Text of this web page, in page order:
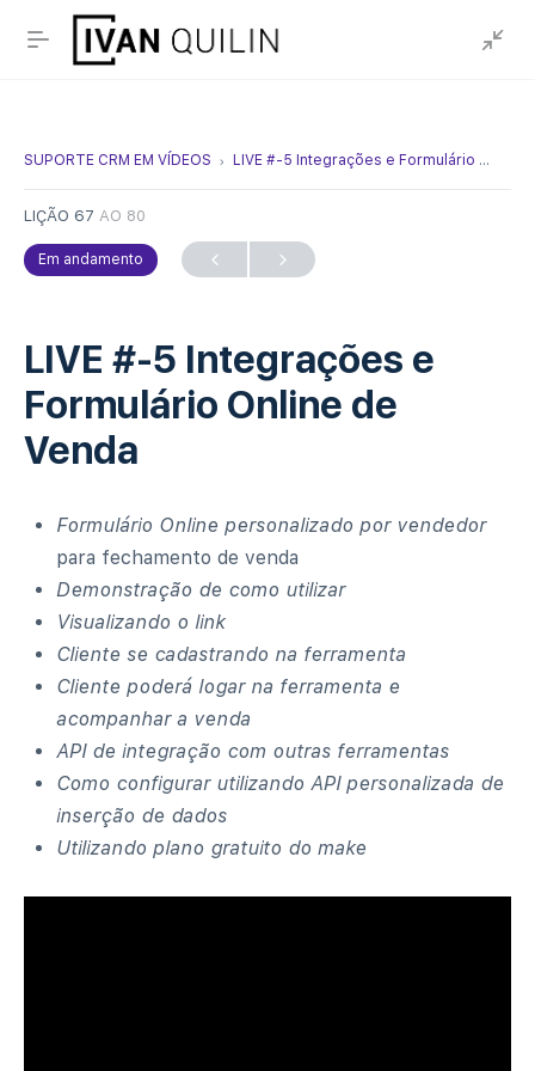
SUPORTE CRM EM VÍDEOS LIVE #-5 Integrações e Formulário Online de Venda
LIÇÃO 67 AO 80
Em andamento
LIVE #-5 Integrações e
Formulário Online de
Venda
Formulário Online personalizado por vendedor
para fechamento de venda
Demonstração de como utilizar
Visualizando o link
Cliente se cadastrando na ferramenta
Cliente poderá logar na ferramenta e
acompanhar a venda
API de integração com outras ferramentas
Como configurar utilizando API personalizada de
inserção de dados
Utilizando plano gratuito do make